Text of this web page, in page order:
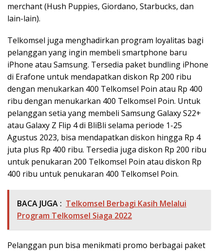
merchant (Hush Puppies, Giordano, Starbucks, dan
lain-lain).
Telkomsel juga menghadirkan program loyalitas bagi
pelanggan yang ingin membeli smartphone baru
iPhone atau Samsung. Tersedia paket bundling iPhone
di Erafone untuk mendapatkan diskon Rp 200 ribu
dengan menukarkan 400 Telkomsel Poin atau Rp 400
ribu dengan menukarkan 400 Telkomsel Poin. Untuk
pelanggan setia yang membeli Samsung Galaxy S22+
atau Galaxy Z Flip 4 di BliBli selama periode 1-25
Agustus 2023, bisa mendapatkan diskon hingga Rp 4
juta plus Rp 400 ribu. Tersedia juga diskon Rp 200 ribu
untuk penukaran 200 Telkomsel Poin atau diskon Rp
400 ribu untuk penukaran 400 Telkomsel Poin.
BACA JUGA : Telkomsel Berbagi Kasih Melalui
Program Telkomsel Siaga 2022
Pelanggan pun bisa menikmati promo berbagai paket